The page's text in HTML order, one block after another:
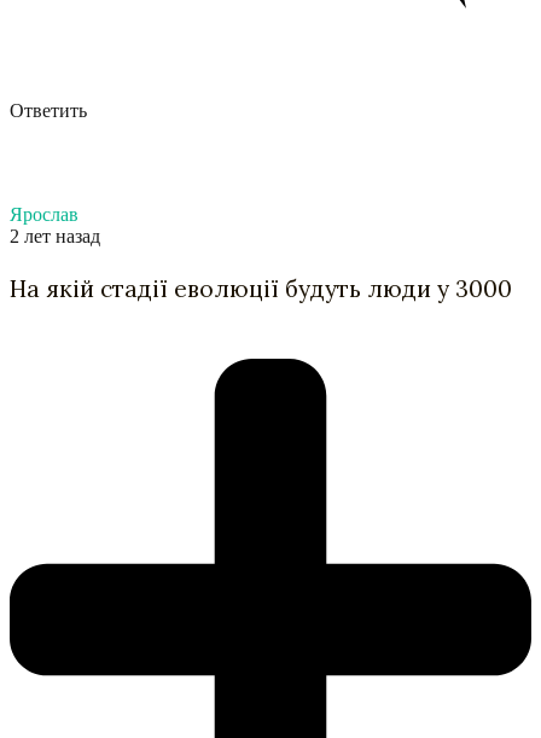
Ответить
Ярослав
2 лет назад
На якій стадії еволюції будуть люди у 3000